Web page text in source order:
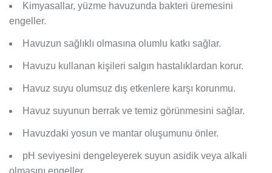
Kimyasallar, yüzme havuzunda bakteri üremesini
engeller.
Havuzun sağlıklı olmasına olumlu katkı sağlar.
Havuzu kullanan kişileri salgın hastalıklardan korur.
Havuz suyu olumsuz dış etkenlere karşı korunmu.
Havuz suyunun berrak ve temiz görünmesini sağlar.
Havuzdaki yosun ve mantar oluşumunu önler.
pH seviyesini dengeleyerek suyun asidik veya alkali
olmasını engeller.